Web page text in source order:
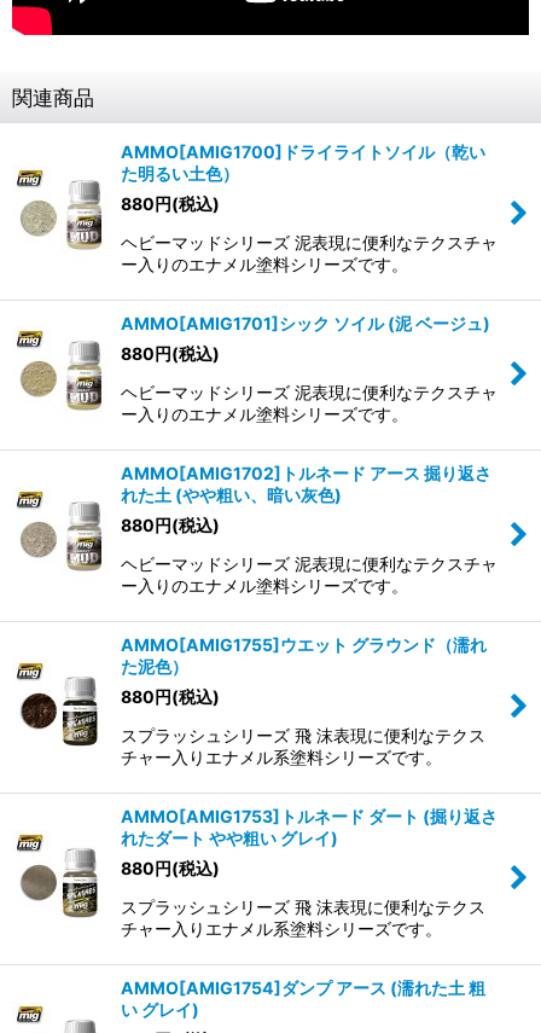
関連商品
AMMO[AMIG1700]ドライライトソイル（乾い
た明るい土色）
880円(税込)
ヘビーマッドシリーズ 泥表現に便利なテクスチャ
ー入りのエナメル塗料シリーズです。
AMMO[AMIG1701]シック ソイル (泥 ベージュ)
880円(税込)
ヘビーマッドシリーズ 泥表現に便利なテクスチャ
ー入りのエナメル塗料シリーズです。
AMMO[AMIG1702]トルネード アース 掘り返さ
れた土 (やや粗い、暗い灰色)
880円(税込)
ヘビーマッドシリーズ 泥表現に便利なテクスチャ
ー入りのエナメル塗料シリーズです。
AMMO[AMIG1755]ウエット グラウンド（濡れ
た泥色）
880円(税込)
スプラッシュシリーズ 飛 沫表現に便利なテクス
チャー入りエナメル系塗料シリーズです。
AMMO[AMIG1753]トルネード ダート (掘り返さ
れたダート やや粗い グレイ)
880円(税込)
スプラッシュシリーズ 飛 沫表現に便利なテクス
チャー入りエナメル系塗料シリーズです。
AMMO[AMIG1754]ダンプ アース (濡れた土 粗
い グレイ)